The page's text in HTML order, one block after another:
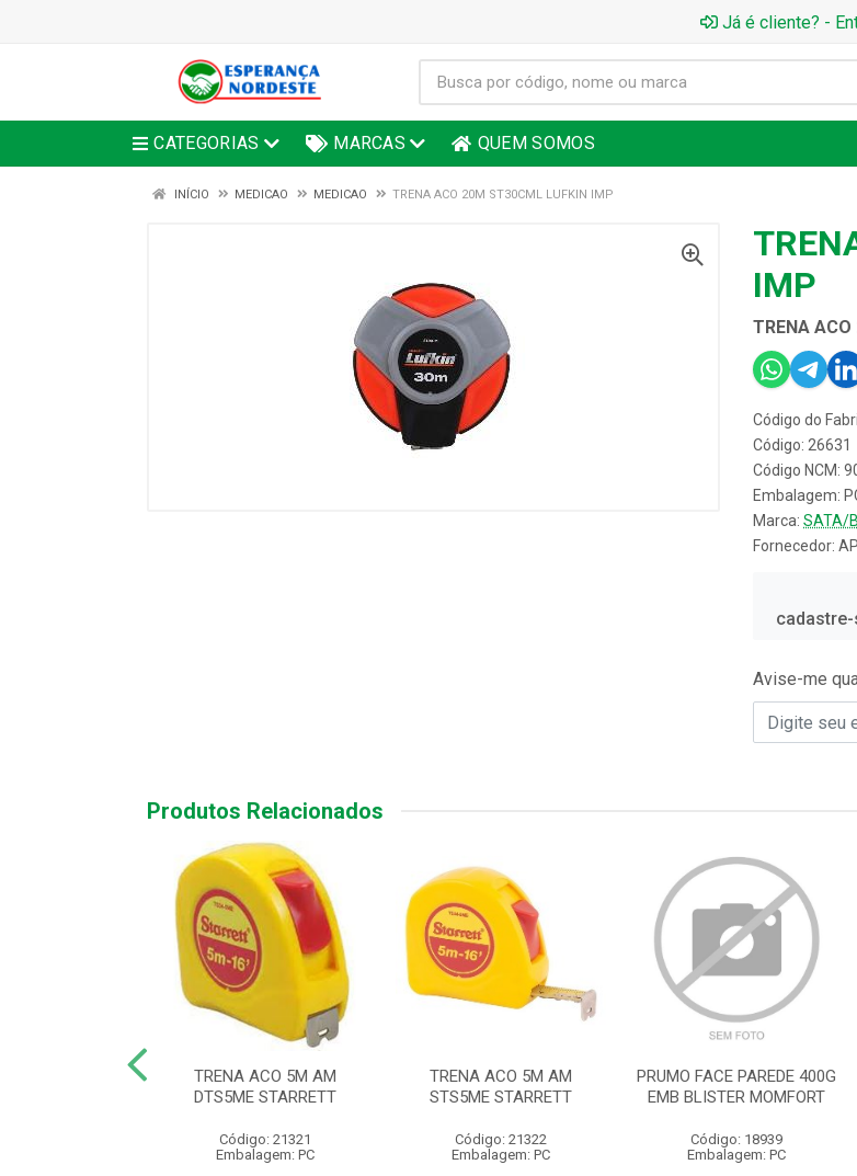
Já é cliente? -
CATEGORIAS MARCAS QUEM SOMOS
INÍCIO MEDICAO MEDICAO TRENA ACO 20M ST30CML LUFKIN IMP
IMP
TRENA
Código do
Código: 26631
Código NCM:
Embalagem:
Marca: SATA/
Fornecedor:
Avise-me
Produtos Relacionados
TRENA ACO 5M AM
DTS5ME STARRETT
Código: 21321
Embalagem: PC
TRENA ACO 5M AM
STS5ME STARRETT
Código: 21322
Embalagem: PC
PRUMO FACE PAREDE 400G
EMB BLISTER MOMFORT
Código: 18939
Embalagem: PC